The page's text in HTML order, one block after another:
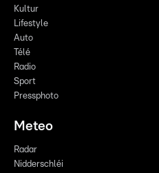
Kultur
Lifestyle
Auto
Télé
Radio
Sport
Pressphoto
Meteo
Radar
Nidderschléi